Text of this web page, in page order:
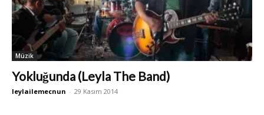
Müzik
Yokluğunda (Leyla The Band)
leylailemecnun - 29 Kasım 2014